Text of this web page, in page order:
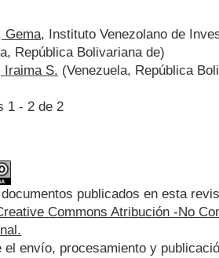
Gema, Instituto Venezolano de
República Bolivariana de)
Iraima S. (Venezuela, República
1 - 2 de 2
publicados en esta
Commons Atribución -No
el envío, procesamiento y